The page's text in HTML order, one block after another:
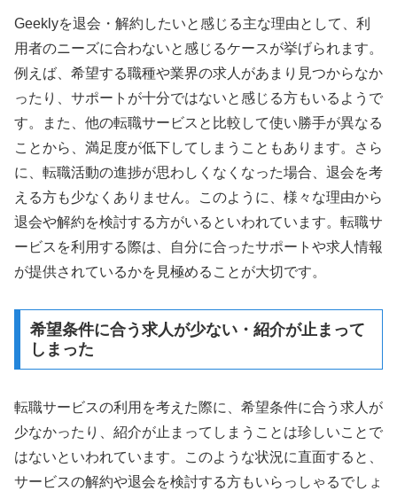
Geeklyを退会・解約したいと感じる主な理由として、利
用者のニーズに合わないと感じるケースが挙げられます。
例えば、希望する職種や業界の求人があまり見つからなか
ったり、サポートが十分ではないと感じる方もいるようで
す。また、他の転職サービスと比較して使い勝手が異なる
ことから、満足度が低下してしまうこともあります。さら
に、転職活動の進捗が思わしくなくなった場合、退会を考
える方も少なくありません。このように、様々な理由から
退会や解約を検討する方がいるといわれています。転職サ
ービスを利用する際は、自分に合ったサポートや求人情報
が提供されているかを見極めることが大切です。
希望条件に合う求人が少ない・紹介が止まって
しまった
転職サービスの利用を考えた際に、希望条件に合う求人が
少なかったり、紹介が止まってしまうことは珍しいことで
はないといわれています。このような状況に直面すると、
サービスの解約や退会を検討する方もいらっしゃるでしょ